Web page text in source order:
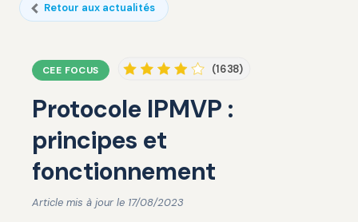
Retour aux actualités
CEE FOCUS (1638)
Protocole IPMVP :
principes et
fonctionnement
Article mis à jour le 17/08/2023